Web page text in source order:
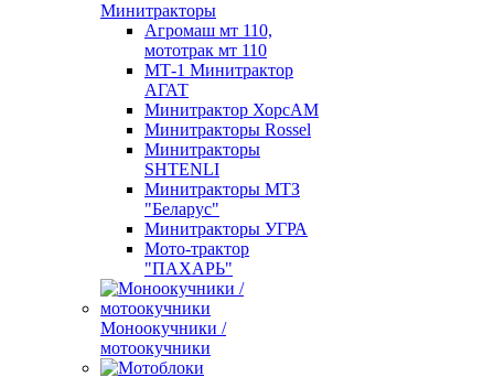
Минитракторы
Агромаш мт 110,
мототрак мт 110
МТ-1 Минитрактор
АГАТ
Минитрактор ХорсАМ
Минитракторы Rossel
Минитракторы
SHTENLI
Минитракторы МТЗ
"Беларус"
Минитракторы УГРА
Мото-трактор
"ПАХАРЬ"
Моноокучники /
мотоокучники